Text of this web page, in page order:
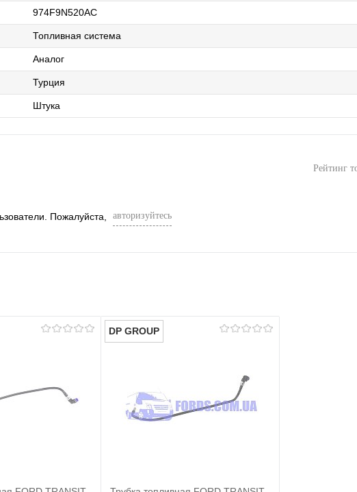
974F9N520AC
Топливная система
Аналог
Турция
Штука
Рейтинг
Пожалуйста, авторизуйтесь
DP GROUP